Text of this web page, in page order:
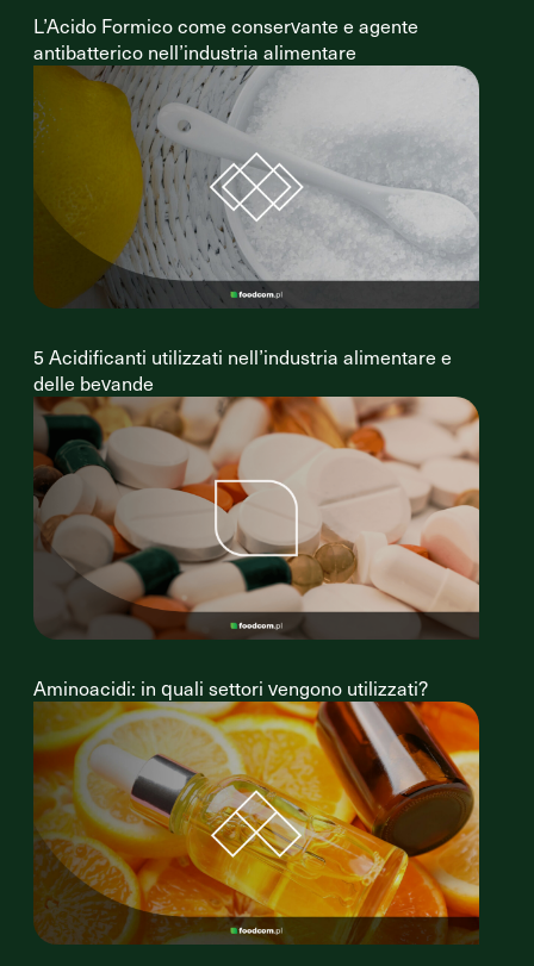
L’Acido Formico come conservante e agente
antibatterico nell’industria alimentare
5 Acidificanti utilizzati nell’industria alimentare e
delle bevande
Aminoacidi: in quali settori vengono utilizzati?